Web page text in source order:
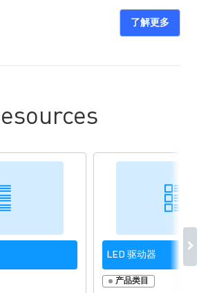
求。该器件具有过压保护、短路保护、
了解更多
LED 驱动器
产品类目